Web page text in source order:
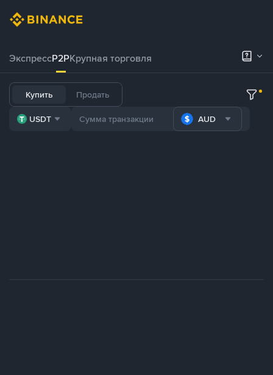
ЭкспрессP2PКрупная торговля
Купить Продать
USDT AUD